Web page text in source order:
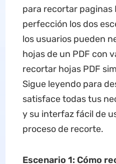
para recortar paginas
perfección los dos
los usuarios pueden
hojas de un PDF con
recortar hojas PDF
Sigue leyendo para
satisface todas tus
y su interfaz fácil de
proceso de recorte.
Escenario 1: Cómo